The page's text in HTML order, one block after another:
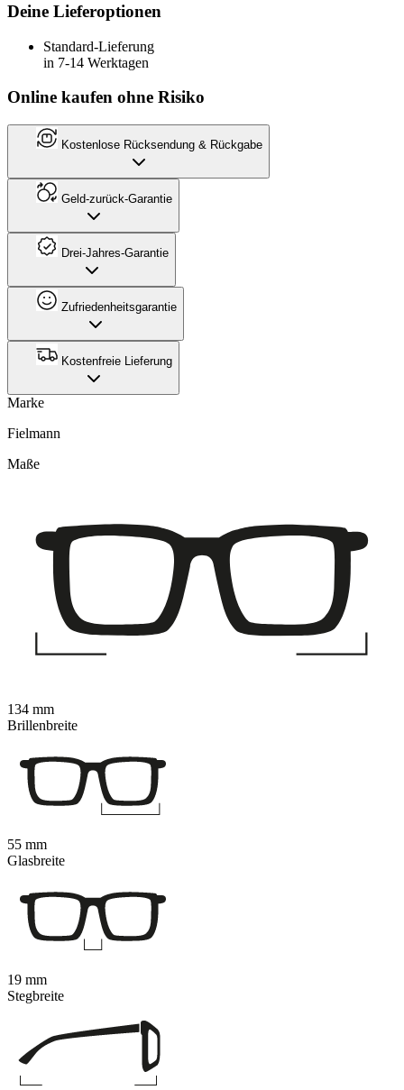
Deine Lieferoptionen
Standard-Lieferung
in 7-14 Werktagen
Online kaufen ohne Risiko
Kostenlose Rücksendung & Rückgabe
Geld-zurück-Garantie
Drei-Jahres-Garantie
Zufriedenheitsgarantie
Kostenfreie Lieferung
Marke
Fielmann
Maße
134 mm
Brillenbreite
55 mm
Glasbreite
19 mm
Stegbreite